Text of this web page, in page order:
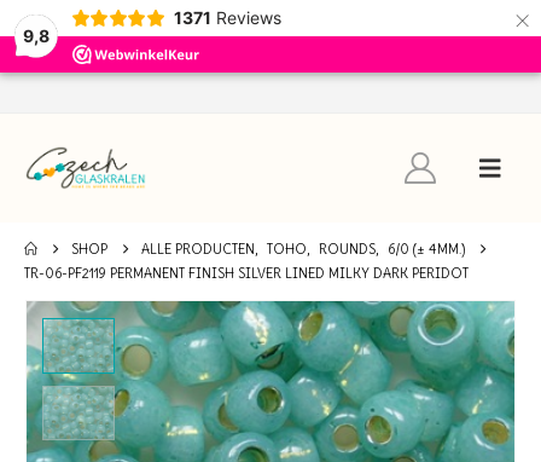
9,8
1371 Reviews ×
SHOP ALLE PRODUCTEN, TOHO, ROUNDS,
6/0 (± 4MM.)
TR-06-PF2119 PERMANENT FINISH SILVER LINED MILKY DARK PERIDOT